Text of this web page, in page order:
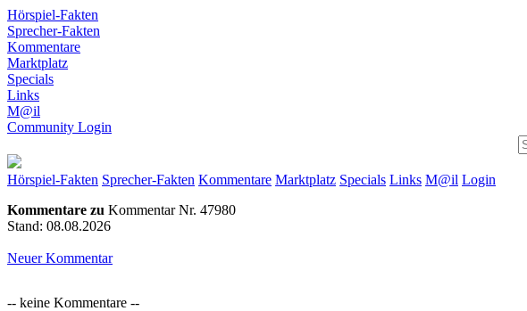
Hörspiel-Fakten
Sprecher-Fakten
Kommentare
Marktplatz
Specials
Links
M@il
Community Login
Hörspiel-Fakten Sprecher-Fakten Kommentare Marktplatz Specials Links M@il Login
Kommentare zu Kommentar Nr. 47980
Stand: 08.08.2026
Neuer Kommentar
-- keine Kommentare --